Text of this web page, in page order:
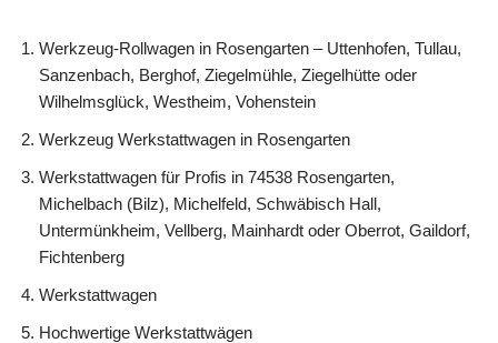
Werkzeug-Rollwagen in Rosengarten – Uttenhofen, Tullau,
Sanzenbach, Berghof, Ziegelmühle, Ziegelhütte oder
Wilhelmsglück, Westheim, Vohenstein
Werkzeug Werkstattwagen in Rosengarten
Werkstattwagen für Profis in 74538 Rosengarten,
Michelbach (Bilz), Michelfeld, Schwäbisch Hall,
Untermünkheim, Vellberg, Mainhardt oder Oberrot, Gaildorf,
Fichtenberg
Werkstattwagen
Hochwertige Werkstattwägen